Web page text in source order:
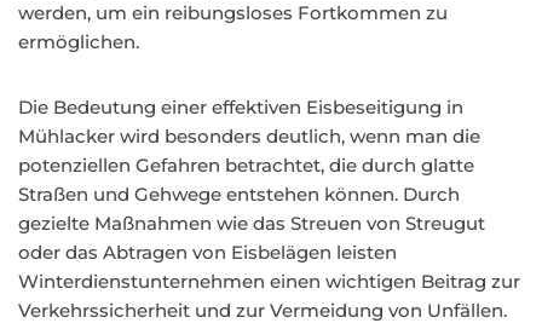
werden, um ein reibungsloses Fortkommen zu
ermöglichen.
Die Bedeutung einer effektiven Eisbeseitigung in
Mühlacker wird besonders deutlich, wenn man die
potenziellen Gefahren betrachtet, die durch glatte
Straßen und Gehwege entstehen können. Durch
gezielte Maßnahmen wie das Streuen von Streugut
oder das Abtragen von Eisbelägen leisten
Winterdienstunternehmen einen wichtigen Beitrag zur
Verkehrssicherheit und zur Vermeidung von Unfällen.